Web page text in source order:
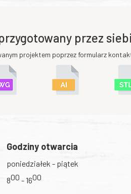
przez
projektem poprzez formularz
Godziny otwarcia
poniedziałek - piątek
800 - 1600